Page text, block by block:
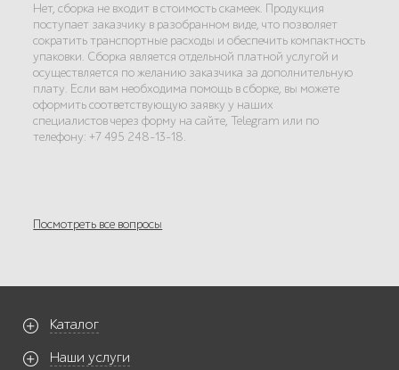
Нет, сборка не входит в стоимость скамеек. Продукция
поступает заказчику в разобранном виде, что позволяет
сократить транспортные расходы и обеспечить компактность
упаковки. Сборка является отдельной платной услугой и
осуществляется по желанию заказчика за дополнительную
плату. Если вам необходима помощь в сборке, вы можете
оформить соответствующую заявку у наших
специалистов через форму на сайте, Telegram или по
телефону: +7 495 248-13-18.
Посмотреть все вопросы
Каталог
Наши услуги